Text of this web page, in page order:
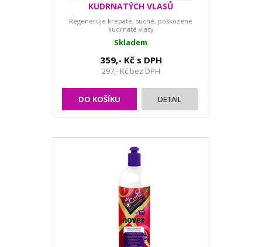
KUDRNATÝCH VLASŮ
Regeneruje krepaté, suché, poškozené
kudrnaté vlasy
Skladem
359,- Kč s DPH
297,- Kč bez DPH
DO KOŠÍKU DETAIL